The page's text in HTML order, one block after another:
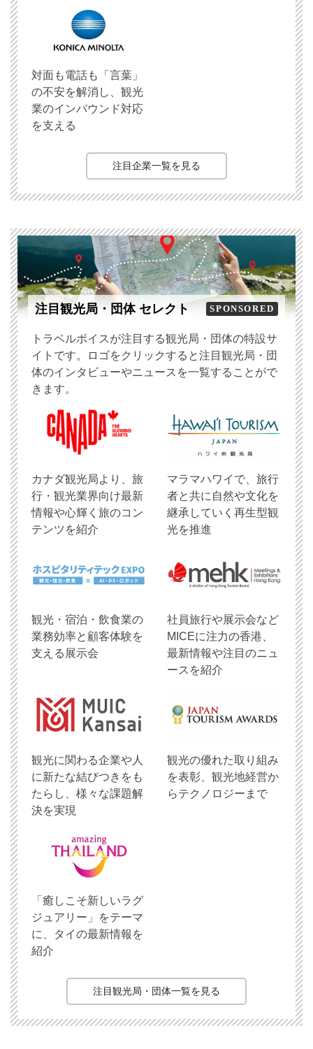
対面も電話も「言葉」
の不安を解消し、観光
業のインバウンド対応
を支える
注目企業一覧を見る
注目観光局・団体 セレクト SPONSORED
トラベルボイスが注目する観光局・団体の特設サ
イトです。ロゴをクリックすると注目観光局・団
体のインタビューやニュースを一覧することがで
きます。
​カナダ観光局より、旅
行・観光業界向け最新
情報や心輝く旅のコン
テンツを紹介
マラマハワイで、旅行
者と共に自然や文化を
継承していく再生型観
光を推進
観光・宿泊・飲食業の
業務効率と顧客体験を
支える展示会
社員旅行や展示会など
MICEに注力の香港、
最新情報や注目のニュ
ースを紹介
観光に関わる企業や人
に新たな結びつきをも
たらし、様々な課題解
決を実現
観光の優れた取り組み
を表彰、観光地経営か
らテクノロジーまで
「癒しこそ新しいラグ
ジュアリー」をテーマ
に、タイの最新情報を
紹介
注目観光局・団体一覧を見る